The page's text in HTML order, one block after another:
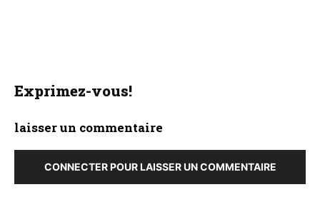
Exprimez-vous!
laisser un commentaire
CONNECTER POUR LAISSER UN COMMENTAIRE